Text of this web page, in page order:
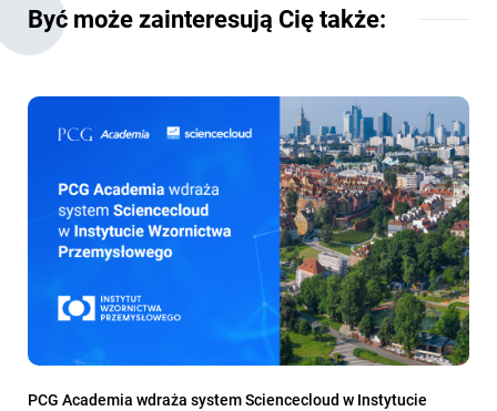
Być może zainteresują Cię także:
PCG Academia wdraża system Sciencecloud w Instytucie